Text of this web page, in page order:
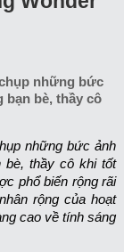
những bức
bè, thầy cô
những bức ảnh
thầy cô khi tốt
phổ biến rộng rãi
rộng của hoạt
cao về tính sáng